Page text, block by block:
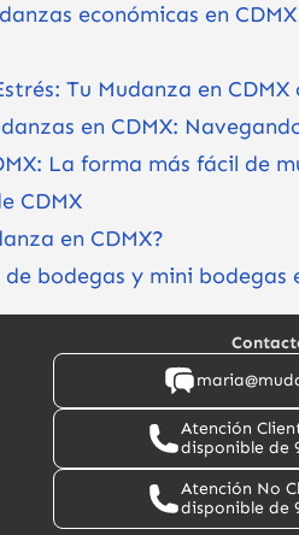
económicas en
Tu Mudanza en
en CDMX:
La forma más fácil de
CDMX
en CDMX?
bodegas y mini bodegas
Atención
disponible de
Atención No
disponible de